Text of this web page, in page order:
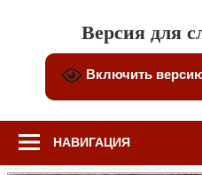
Версия для
Включить
НАВИГАЦИЯ